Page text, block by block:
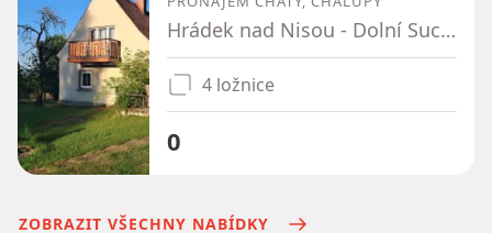
Hrádek nad Nisou - Dolní Suchá u Chotyně, Liberecký kraj
4 ložnice
0
ZOBRAZIT VŠECHNY NABÍDKY